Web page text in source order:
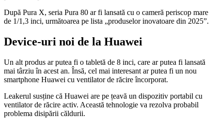
După Pura X, seria Pura 80 ar fi lansată cu o cameră periscop mare
de 1/1,3 inci, următoarea pe lista „produselor inovatoare din 2025”.
Device-uri noi de la Huawei
Un alt produs ar putea fi o tabletă de 8 inci, care ar putea fi lansată
mai târziu în acest an. Însă, cel mai interesant ar putea fi un nou
smartphone Huawei cu ventilator de răcire încorporat.
Leakerul susține că Huawei are pe țeavă un dispozitiv portabil cu
ventilator de răcire activ. Această tehnologie va rezolva probabil
problema disipării căldurii.